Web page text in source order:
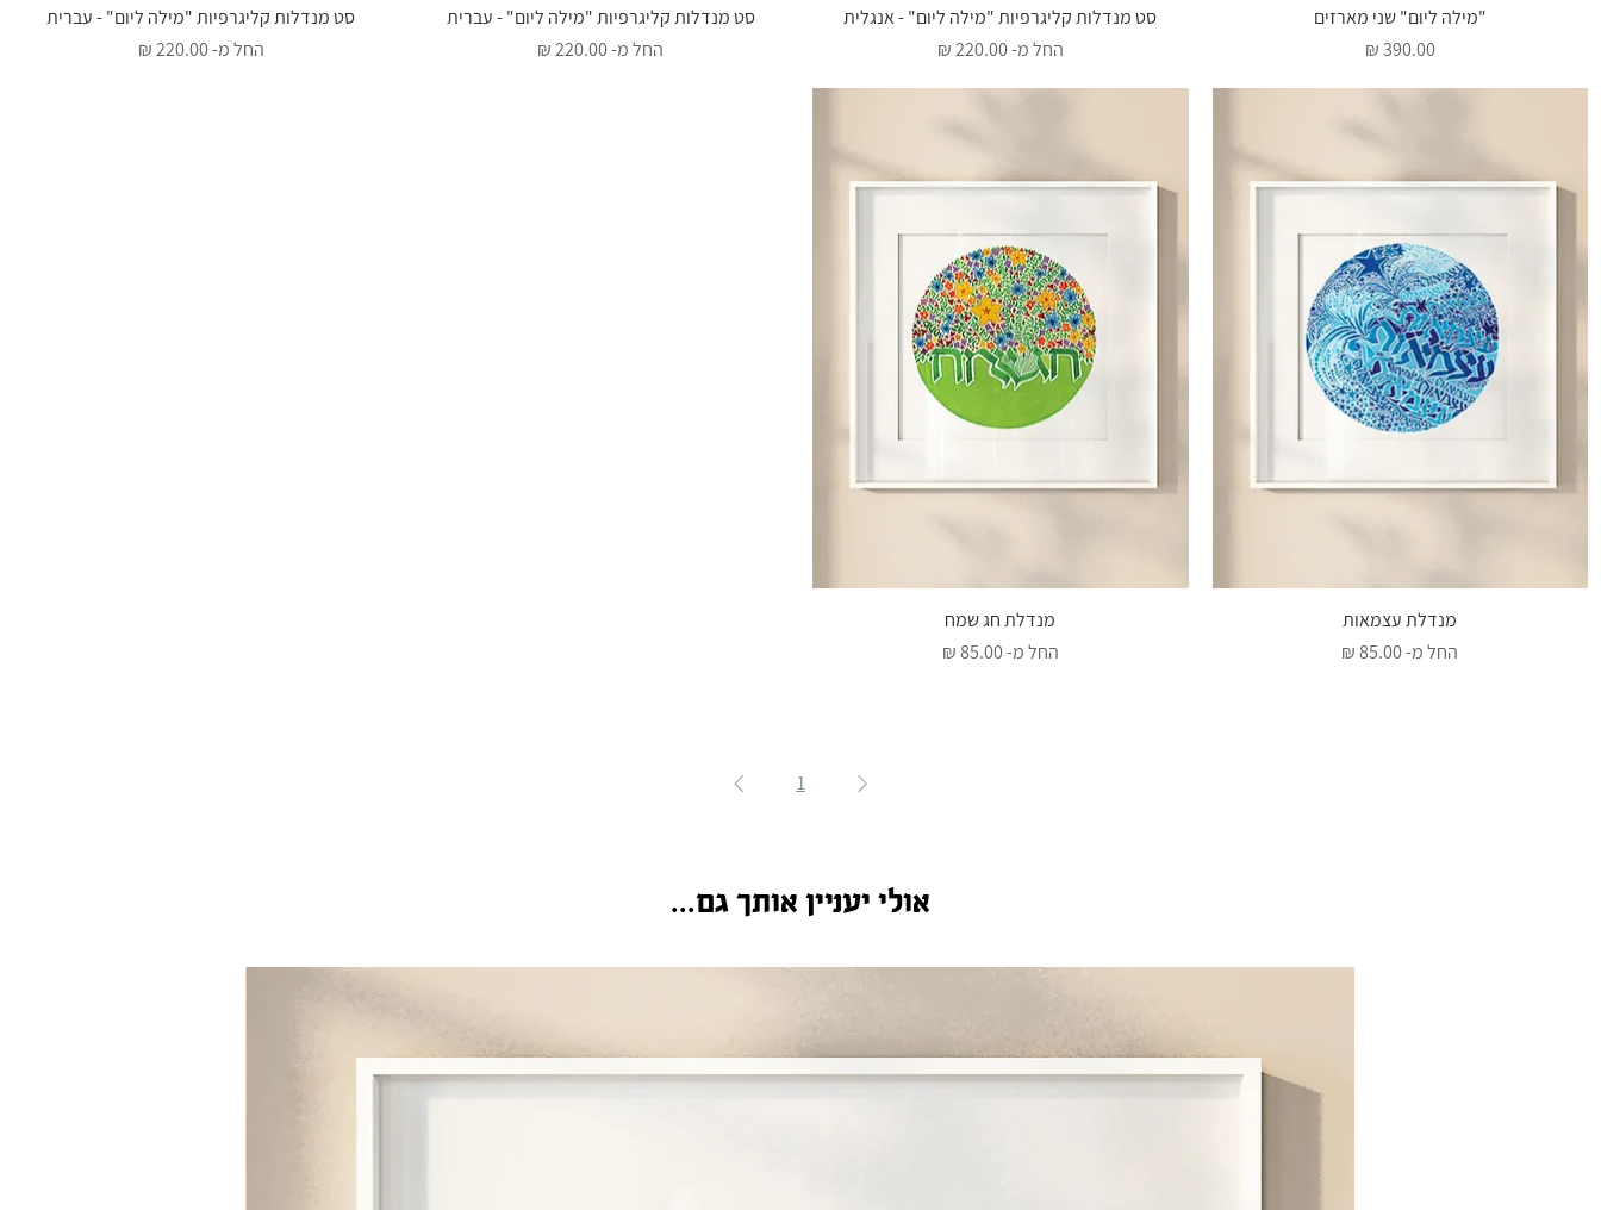
תצוגה מהירה
"מילה ליום" שני מארזים
מחיר‏390.00 ‏₪
תצוגה מהירה
סט מנדלות קליגרפיות "מילה ליום" - אנגלית
החל מ-
‏220.00 ‏₪
מחיר מבצע
תצוגה מהירה
סט מנדלות קליגרפיות "מילה ליום" - עברית
החל מ-
מחיר מבצע
תצוגה מהירה
סט מנדלות קליגרפיות "מילה ליום" - עברית
החל מ-
‏220.00 ‏₪
מחיר מבצע
תצוגה מהירה
מנדלת עצמאות
החל מ-
מחיר מבצע
תצוגה מהירה
מנדלת חג שמח
החל מ-
‏85.00 ‏₪
מחיר מבצע
1
אולי יעניין אותך גם...